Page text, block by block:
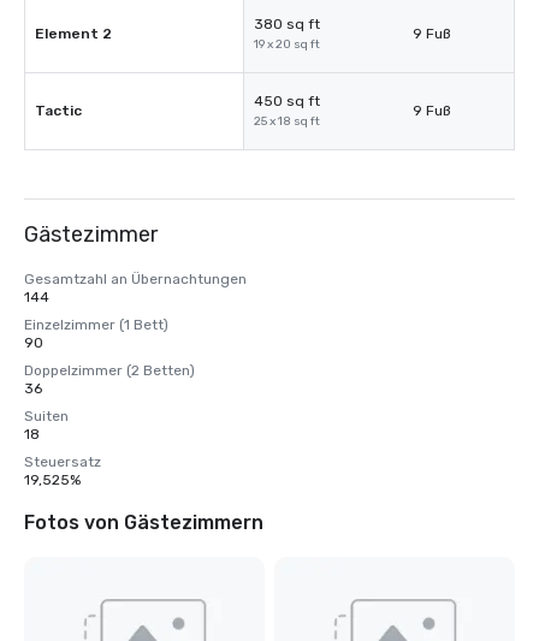
Element 2
380 sq ft
19 x 20 sq ft
9 Fuß
Tactic
450 sq ft
25 x 18 sq ft
9 Fuß
Gästezimmer
Gesamtzahl an Übernachtungen
144
Einzelzimmer (1 Bett)
90
Doppelzimmer (2 Betten)
36
Suiten
18
Steuersatz
19,525%
Fotos von Gästezimmern